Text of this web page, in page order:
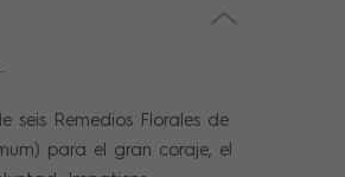
seis Remedios Florales de
para el gran coraje, el